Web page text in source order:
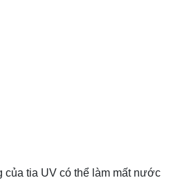
của tia UV có thể làm mất nước